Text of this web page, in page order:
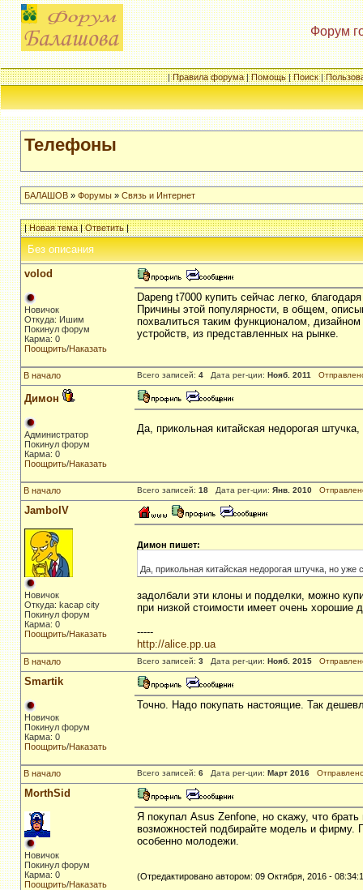
Форум
|Правила форума|Помощь|Поиск|
Телефоны
БАЛАШОВ» Форумы» Связь и Интернет
|Новая тема|Ответить|
Без описания
volod
Новичок
Откуда: Ишим
Покинул форум
Карма: 0
Поощрить/Наказать
Dapeng t7000 купить сейчас легко,
Причины этой популярности, в общем,
похвалиться таким функционалом,
устройств, из представленных на рынке.
В начало Всего записей: 4Дата рег-ции: Нояб. 2011
Димон
Администратор
Покинул форум
Карма: 0
Поощрить/Наказать
Да, прикольная китайская недорогая
В начало Всего записей: 18Дата рег-ции: Янв. 2010
JamboIV
Новичок
Откуда: kacap city
Покинул форум
Карма: 0
Поощрить/Наказать
Димон пишет:
Да, прикольная китайская недорогая штучка, но уже
задолбали эти клоны и подделки, можно
при низкой стоимости имеет очень хорошие
-----
http://alice.pp.ua
В начало Всего записей: 3Дата рег-ции: Нояб. 2015
Smartik
Новичок
Покинул форум
Карма: 0
Поощрить/Наказать
Точно. Надо покупать настоящие. Так
В начало Всего записей: 6Дата рег-ции: Март 2016
MorthSid
Новичок
Покинул форум
Карма: 0
Поощрить/Наказать
Я покупал Asus Zenfone, но скажу, что
возможностей подбирайте модель и фирму.
особенно молодежи.
(Отредактировано автором: 09 Октября, 2016 -